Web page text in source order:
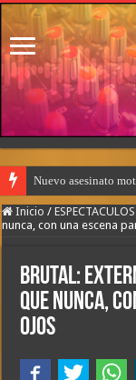
Nuevo asesinato
Inicio / ESPECTACULOS
nunca, con una escena
Brutal:
que nunca,
ojos